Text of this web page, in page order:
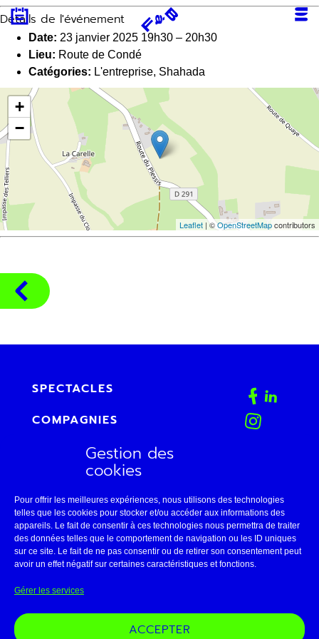
Gestion des
cookies
Pour offrir les meilleures expériences, nous utilisons des technologies
telles que les cookies pour stocker et/ou accéder aux informations des
appareils. Le fait de consentir à ces technologies nous permettra de traiter
des données telles que le comportement de navigation ou les ID uniques
sur ce site. Le fait de ne pas consentir ou de retirer son consentement peut
avoir un effet négatif sur certaines caractéristiques et fonctions.
Gérer les services
ACCEPTER
Aller
au
contenu
Détails de l'événement
Date: 23 janvier 2025 19h30 – 20h30
Lieu: Route de Condé
Catégories: L'entreprise, Shahada
+
−
Leaflet | ©OpenStreetMapcontributors
SPECTACLES
COMPAGNIES
AGENDA
CONTACT
ESPACE PRO